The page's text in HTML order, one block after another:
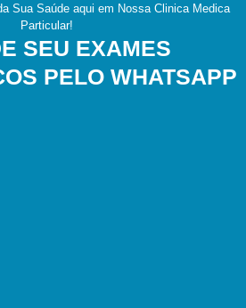
Sua Saúde aqui em Nossa Clinica Medica
Particular!
SEU EXAMES
PELO WHATSAPP